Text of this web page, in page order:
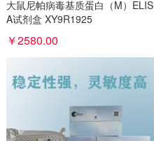
大鼠尼帕病毒基质蛋白（M）ELIS
A试剂盒 XY9R1925
￥2580.00